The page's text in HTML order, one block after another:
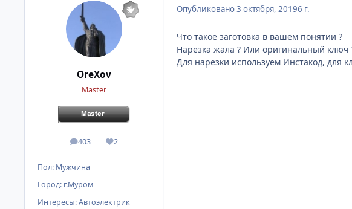
OreXov
Master
403
сообщения
2
Репутация
Пол: Мужчина
Город: г.Муром
Интересы:Автоэлектрик
Опубликовано3 октября, 20196 г.
Что такое заготовка в вашем понятии ?
Нарезка жала ? Или оригинальный ключ
Для нарезки используем Инстакод, для